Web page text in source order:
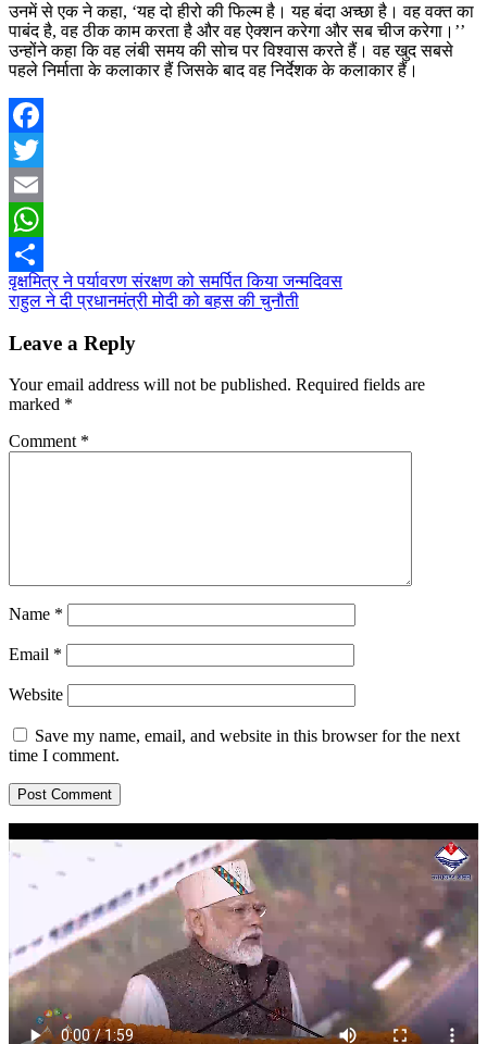
उनमें से एक ने कहा, ‘यह दो हीरो की फिल्म है। यह बंदा अच्छा है। वह वक्त का
पाबंद है, वह ठीक काम करता है और वह ऐक्शन करेगा और सब चीज करेगा।’’
उन्होंने कहा कि वह लंबी समय की सोच पर विश्वास करते हैं। वह खुद सबसे
पहले निर्माता के कलाकार हैं जिसके बाद वह निर्देशक के कलाकार हैं।
Facebook
Twitter
Email
WhatsApp
Share
Post
navigation
वृक्षमित्र ने पर्यावरण संरक्षण को समर्पित किया जन्मदिवस
राहुल ने दी प्रधानमंत्री मोदी को बहस की चुनौती
Leave a Reply
Your email address will not be published. Required fields are
marked *
Comment *
Name *
Email *
Website
Save my name, email, and website in this browser for the next
time I comment.